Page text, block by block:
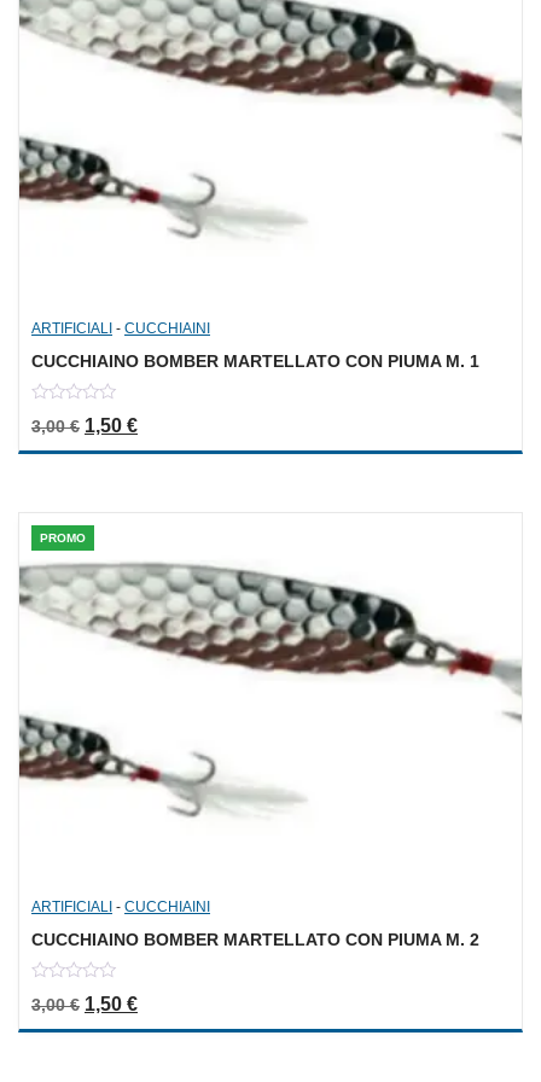
ARTIFICIALI - CUCCHIAINI
CUCCHIAINO BOMBER MARTELLATO CON PIUMA M. 1
out
of
3,00€ Il prezzo originale era: 3,00 €.
1,50 €Il prezzo attuale è: 1,50 €.
PROMO
ARTIFICIALI - CUCCHIAINI
CUCCHIAINO BOMBER MARTELLATO CON PIUMA M. 2
out
3,00€ Il prezzo originale era: 3,00 €.
1,50 €Il prezzo attuale è: 1,50 €.